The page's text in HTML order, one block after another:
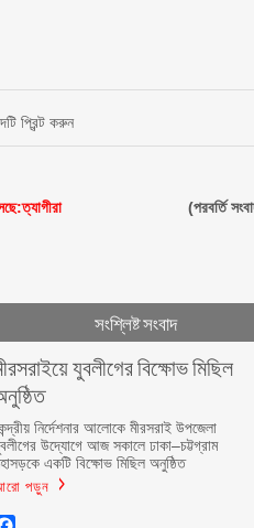
প্রিন্ট করুন
(পরবর্তি
সংশ্লিষ্ট সংবাদ
যুবলীগের বিক্ষোভ মিছিল
নির্দেশনার আলোকে মীরসরাই উপজেলা
উদ্যোগে আজ সকালে ঢাকা–চট্টগ্রাম
একটি বিক্ষোভ মিছিল অনুষ্ঠিত
পড়ুন